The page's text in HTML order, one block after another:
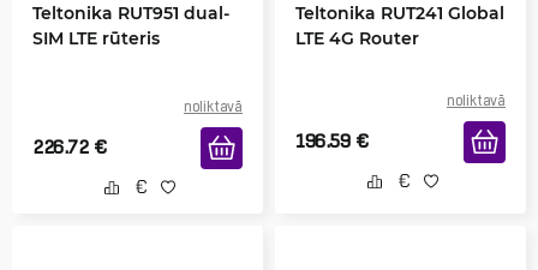
Teltonika RUT951 dual-
SIM LTE rūteris
noliktavā
226.72 €
Teltonika RUT241 Global
LTE 4G Router
noliktavā
196.59 €